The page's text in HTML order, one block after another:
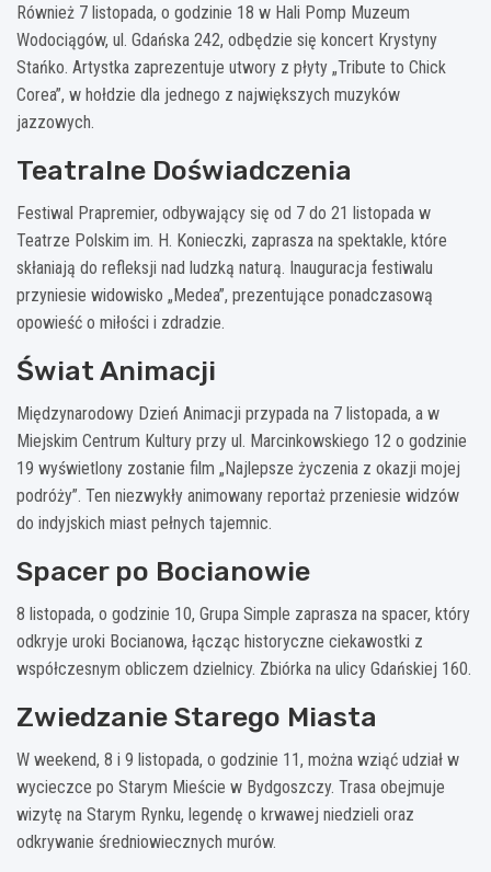
Również 7 listopada, o godzinie 18 w Hali Pomp Muzeum
Wodociągów, ul. Gdańska 242, odbędzie się koncert Krystyny
Stańko. Artystka zaprezentuje utwory z płyty „Tribute to Chick
Corea”, w hołdzie dla jednego z największych muzyków
jazzowych.
Teatralne Doświadczenia
Festiwal Prapremier, odbywający się od 7 do 21 listopada w
Teatrze Polskim im. H. Konieczki, zaprasza na spektakle, które
skłaniają do refleksji nad ludzką naturą. Inauguracja festiwalu
przyniesie widowisko „Medea”, prezentujące ponadczasową
opowieść o miłości i zdradzie.
Świat Animacji
Międzynarodowy Dzień Animacji przypada na 7 listopada, a w
Miejskim Centrum Kultury przy ul. Marcinkowskiego 12 o godzinie
19 wyświetlony zostanie film „Najlepsze życzenia z okazji mojej
podróży”. Ten niezwykły animowany reportaż przeniesie widzów
do indyjskich miast pełnych tajemnic.
Spacer po Bocianowie
8 listopada, o godzinie 10, Grupa Simple zaprasza na spacer, który
odkryje uroki Bocianowa, łącząc historyczne ciekawostki z
współczesnym obliczem dzielnicy. Zbiórka na ulicy Gdańskiej 160.
Zwiedzanie Starego Miasta
W weekend, 8 i 9 listopada, o godzinie 11, można wziąć udział w
wycieczce po Starym Mieście w Bydgoszczy. Trasa obejmuje
wizytę na Starym Rynku, legendę o krwawej niedzieli oraz
odkrywanie średniowiecznych murów.